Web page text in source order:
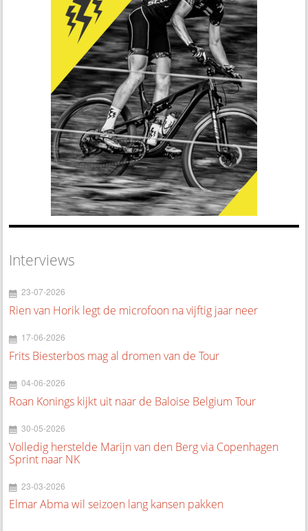
Interviews
23-07-2026
Rien van Horik legt de microfoon na vijftig jaar neer
17-06-2026
Frits Biesterbos mag al dromen van de Tour
04-06-2026
Roan Konings kijkt uit naar de Baloise Belgium Tour
30-05-2026
Volledig herstelde Marijn van den Berg via Copenhagen
Sprint naar NK
23-03-2026
Elmar Abma wil seizoen lang kansen pakken